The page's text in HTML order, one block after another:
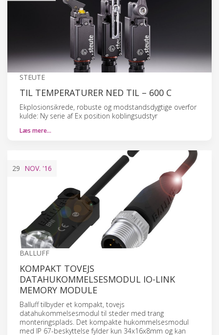
STEUTE
TIL TEMPERATURER NED TIL – 600 C
Ekplosionsikrede, robuste og modstandsdygtige overfor
kulde: Ny serie af Ex position koblingsudstyr
Læs mere…
29 NOV. '16
BALLUFF
KOMPAKT TOVEJS
DATAHUKOMMELSESMODUL IO-LINK
MEMORY MODULE
Balluff tilbyder et kompakt, tovejs
datahukommelsesmodul til steder med trang
monteringsplads. Det kompakte hukommelsesmodul
med IP 67-beskyttelse fylder kun 34x16x8mm og kan